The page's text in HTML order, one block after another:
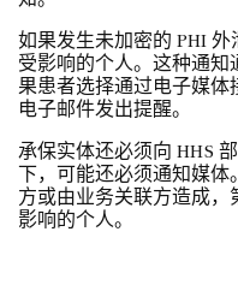
如果发生未加密的 PHI
受影响的个人。这种通知
果患者选择通过电子媒体
电子邮件发出提醒。
承保实体还必须向 HHS
下，可能还必须通知媒
方或由业务关联方造成，
影响的个人。